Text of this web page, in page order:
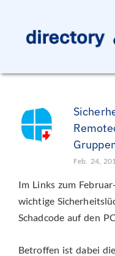
Feb. 24,
Im Links zum
wichtige
Schadcode auf den
Betroffen ist dabei